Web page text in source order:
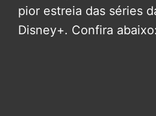
pior estreia das séries
Disney+. Confira abaixo: